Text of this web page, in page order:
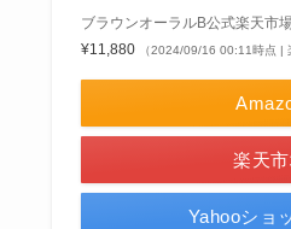
ブラウンオーラルB公式楽天市
¥11,880
（2024/09/16 00:11時点 |
楽天
Yahooショ